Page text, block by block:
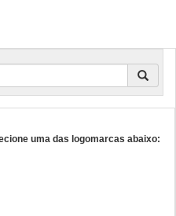
uma das logomarcas abaixo: